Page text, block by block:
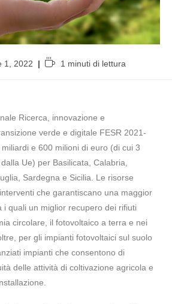
1, 2022 1 minuti di lettura
Ricerca, innovazione e
verde e digitale FESR 2021-
e 600 milioni di euro (di cui 3
Ue) per Basilicata, Calabria,
Sardegna e Sicilia. Le risorse
che garantiscano una maggior
i quali un miglior recupero dei rifiuti
circolare, il fotovoltaico a terra e nei
per gli impianti fotovoltaici sul suolo
impianti che consentono di
delle attività di coltivazione agricola e